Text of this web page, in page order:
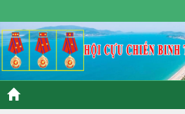
Thứ năm, 06/08/2026 14:22 GMT+7